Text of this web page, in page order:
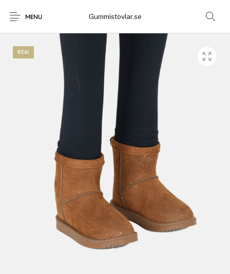
MENU Gummistovlar.se
REA!